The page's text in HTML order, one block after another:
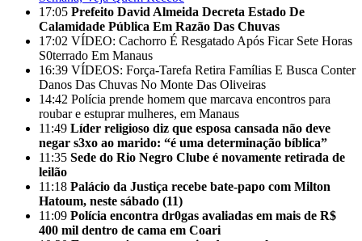
17:05 Prefeito David Almeida Decreta Estado De
Calamidade Pública Em Razão Das Chuvas
17:02 VÍDEO: Cachorro É Resgatado Após Ficar Sete Horas
S0terrado Em Manaus
16:39 VÍDEOS: Força-Tarefa Retira Famílias E Busca Conter
Danos Das Chuvas No Monte Das Oliveiras
14:42 Polícia prende homem que marcava encontros para
roubar e estuprar mulheres, em Manaus
11:49 Líder religioso diz que esposa cansada não deve
negar s3xo ao marido: “é uma determinação bíblica”
11:35 Sede do Rio Negro Clube é novamente retirada de
leilão
11:18 Palácio da Justiça recebe bate-papo com Milton
Hatoum, neste sábado (11)
11:09 Polícia encontra dr0gas avaliadas em mais de R$
400 mil dentro de cama em Coari